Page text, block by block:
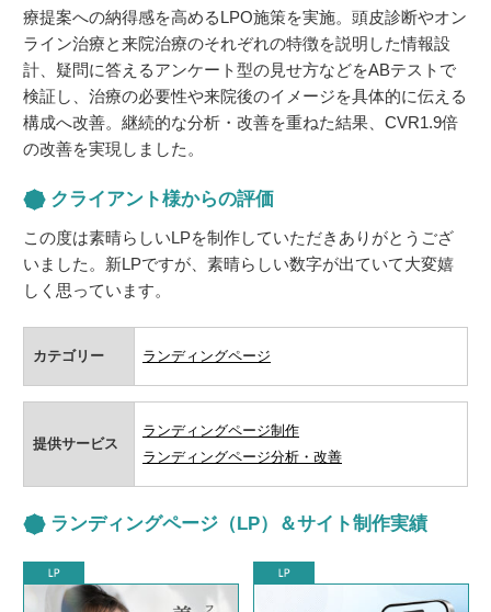
療提案への納得感を高めるLPO施策を実施。頭皮診断やオン
ライン治療と来院治療のそれぞれの特徴を説明した情報設
計、疑問に答えるアンケート型の見せ方などをABテストで
検証し、治療の必要性や来院後のイメージを具体的に伝える
構成へ改善。継続的な分析・改善を重ねた結果、CVR1.9倍
の改善を実現しました。
クライアント様からの評価
この度は素晴らしいLPを制作していただきありがとうござ
いました。新LPですが、素晴らしい数字が出ていて大変嬉
しく思っています。
カテゴリー ランディングページ
提供サービス
ランディングページ制作
ランディングページ分析・改善
ランディングページ（LP）＆サイト制作実績